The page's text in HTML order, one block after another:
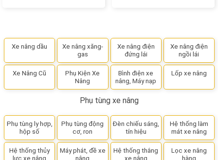
Xe nâng dầu
Xe nâng xăng-
gas
Xe nâng điện
đứng lái
Xe nâng điện
ngồi lái
Xe Nâng Cũ
Phụ Kiện Xe
Nâng
Bình điện xe
nâng, Máy nạp
Lốp xe nâng
Phụ tùng xe nâng
Phụ tùng ly hợp,
hộp số
Phụ tùng động
cơ, ron
Đèn chiếu sáng,
tín hiệu
Hệ thống làm
mát xe nâng
Hệ thống thủy
lực xe nâng
Máy phát, đề xe
nâng
Hệ thống thắng
xe nâng
Lọc xe nâng
hàng